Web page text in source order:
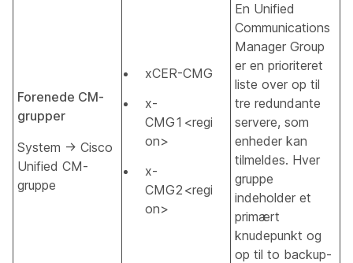
Forenede CM-
grupper
System → Cisco
Unified CM-
gruppe
xCER-CMG
x-
CMG1<regi
on>
x-
CMG2<regi
on>
En Unified
Communications
Manager Group
er en prioriteret
liste over op til
tre redundante
servere, som
enheder kan
tilmeldes. Hver
gruppe
indeholder et
primært
knudepunkt og
op til to backup-